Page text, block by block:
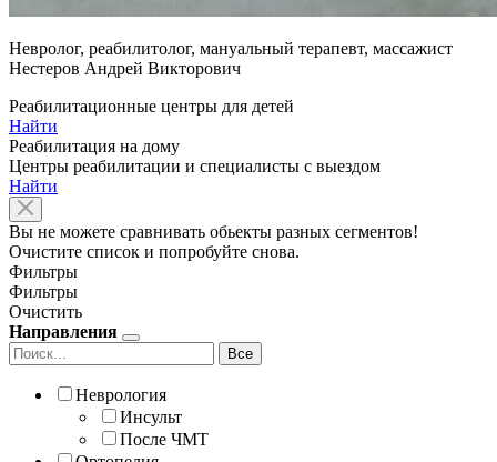
Невролог, реабилитолог, мануальный терапевт, массажист
Нестеров Андрей Викторович
Реабилитационные центры для детей
Найти
Реабилитация на дому
Центры реабилитации и специалисты с выездом
Найти
Вы не можете сравнивать обьекты разных сегментов!
Очистите список и попробуйте снова.
Фильтры
Фильтры
Очистить
Направления
Все
Неврология
Инсульт
После ЧМТ